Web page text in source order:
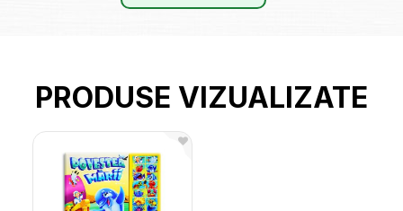
PRODUSE VIZUALIZATE